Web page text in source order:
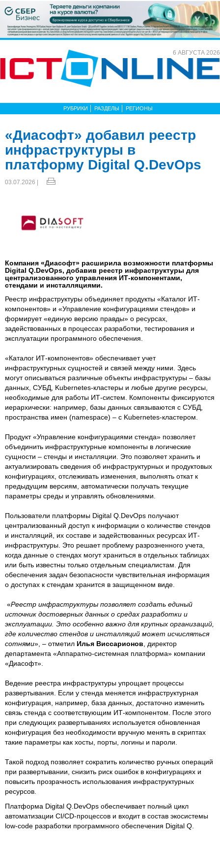
6 АВГУСТА 2026
РУБРИКИ РАЗДЕЛЫ РЕГИОНЫ
«Диасофт» добавил реестр
инфраструктуры в
платформу Digital Q.DevOps
03.07.2026 |
Компания «Диасофт» расширила возможности платформы
Digital Q.DevOps, добавив реестр инфраструктуры для
централизованного управления ИТ-компонентами,
стендами и инсталляциями.
Реестр инфраструктуры объединяет продукты «Каталог ИТ-
компонентов» и «Управление конфигурациями стендов» и
формирует «единую версию правды» о ресурсах,
задействованных в процессах разработки, тестирования и
эксплуатации программного обеспечения.
«Каталог ИТ-компонентов» обеспечивает учет
инфраструктурных сущностей и связей между ними. Здесь
могут описываться различные объекты инфраструктуры – базы
данных, СУБД, Kubernetes-кластеры и любые другие ресурсы,
необходимые для работы ИТ-систем. Компоненты фиксируются
иерархически: например, базы данных связываются с СУБД,
пространства имен (namespace) – с Kubernetes-кластером.
Продукт «Управление конфигурациями стенда» позволяет
объединить инфраструктурные компоненты в логические
сущности – стенды и инсталляции. Это позволяет хранить и
актуализировать сведения об инфраструктурных и продуктовых
конфигурациях, отслеживать изменения, выполнять откат к
предыдущим версиям, автоматически получать текущие
параметры среды и управлять обновлениями.
Пользователи платформы Digital Q.DevOps получают
централизованный доступ к информации о количестве стендов
и инсталляций, их составе и задействованных ресурсах ИТ-
инфраструктуры. Это решает проблему разрозненного учета,
когда данные о стендах могут храниться в отдельных таблицах
или быть известны только отдельным специалистам. Для
обеспечения задач безопасности чувствительная информация
о доступах к стендам хранится в защищенном виде.
«Реестр инфраструктуры позволяет создать единый
источник достоверных данных о средах разработки и
эксплуатации. Это особенно важно для крупных организаций,
где количество стендов и инсталляций может исчисляться
сотнями», – отметил Илья Виссарионов , директор
департамента «Аппаратно-системная платформа» компании
«Диасофт».
Ведение реестра инфраструктуры упрощает процессы
развертывания. Если у стенда меняется инфраструктурная
конфигурация, например, база данных, достаточно изменить
связь стенда с соответствующим ИТ-компонентом. После этого
при следующих развертываниях используется обновленная
конфигурация без необходимости вручную менять в скриптах
такие параметры как хосты, порты, логины и пароли.
Такой подход позволяет сократить количество ручных операций
при развертывании, снизить риск ошибок в конфигурациях и
повысить прозрачность использования инфраструктурных
ресурсов.
Платформа Digital Q.DevOps обеспечивает полный цикл
автоматизации CI/CD-процессов и входит в состав экосистемы
low-code разработки программного обеспечения Digital Q.